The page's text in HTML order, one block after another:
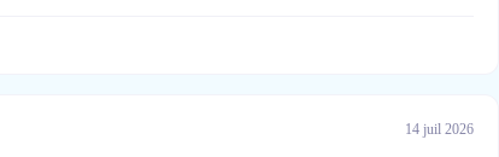
14 juil 2026